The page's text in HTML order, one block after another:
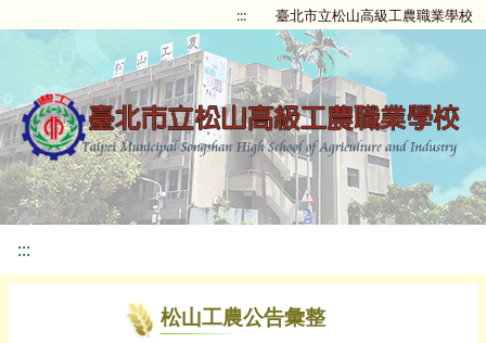
::: 臺北市立松山高級工農職業學校
:::
松山工農公告彙整